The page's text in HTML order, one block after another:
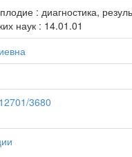
: диагностика,
наук : 14.01.01
3680